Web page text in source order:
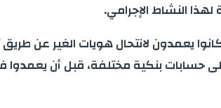
يعمدون لانتحال هويات الغير عن
حسابات بنكية مختلفة، قبل أن يعمدوا